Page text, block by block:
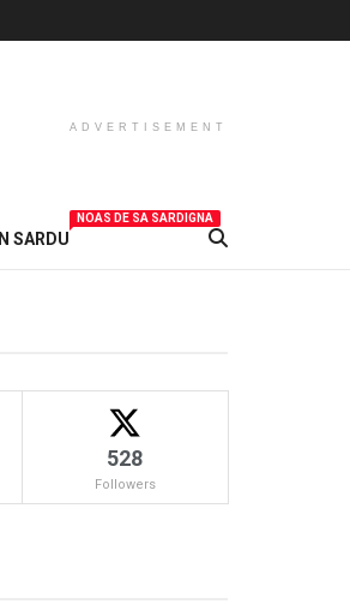
ADVERTISEMENT
IN SARDU
NOAS DE SA SARDIGNA
528
Followers